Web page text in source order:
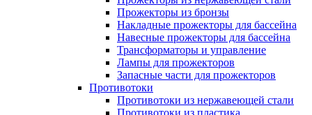
Прожекторы из бронзы
Накладные прожекторы для бассейна
Навесные прожекторы для бассейна
Трансформаторы и управление
Лампы для прожекторов
Запасные части для прожекторов
Противотоки
Противотоки из нержавеющей стали
Противотоки из пластика